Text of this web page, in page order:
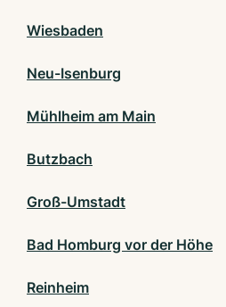
Wiesbaden
Neu-Isenburg
Mühlheim am Main
Butzbach
Groß-Umstadt
Bad Homburg vor der Höhe
Reinheim